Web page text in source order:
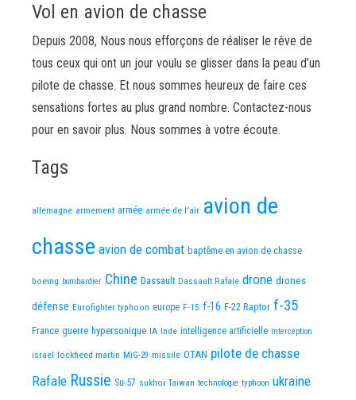
Vol en avion de chasse
Depuis 2008, Nous nous efforçons de réaliser le rêve de
tous ceux qui ont un jour voulu se glisser dans la peau d’un
pilote de chasse. Et nous sommes heureux de faire ces
sensations fortes au plus grand nombre. Contactez-nous
pour en savoir plus. Nous sommes à votre écoute.
Tags
allemagne armement armée armée de l'air avion de
chasse avion de combat baptême en avion de chasse
boeing bombardier Chine Dassault Dassault Rafale drone drones
défense Eurofighter typhoon europe F-15 f-16 F-22 Raptor f-35
France guerre hypersonique IA Inde intelligence artificielle interception
israel lockheed martin MiG-29 missile OTAN pilote de chasse
Rafale Russie Su-57 sukhoi Taiwan technologie typhoon ukraine